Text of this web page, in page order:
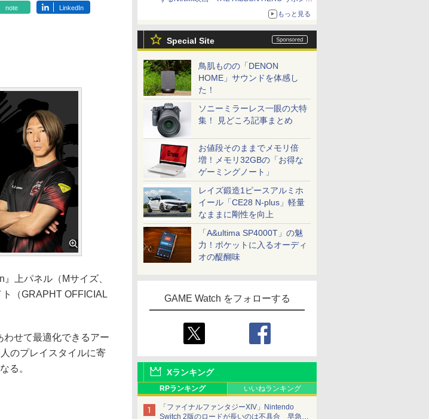
もっと見る
Special Site
鳥肌ものの「DENON
HOME」サウンドを体感し
た！
ソニーミラーレス一眼の大特
集！ 見どころ記事まとめ
お値段そのままでメモリ倍
増！メモリ32GBの「お得な
ゲーミングノート」
レイズ鍛造1ピースアルミホ
イール「CE28 N-plus」軽量
なままに剛性を向上
「A&ultima SP4000T」の魅
力！ポケットに入るオーディ
オの醍醐味
GAME Watch をフォローする
Xランキング
RPランキング いいねランキング
「ファイナルファンタジーXIV」Nintendo
Switch 2版のロードが長いのは不具合 早急に
note LinkedIn
上パネル（Mサイズ、
（GRAPHT OFFICIAL
せて最適化できるアー
のプレイスタイルに寄
る。